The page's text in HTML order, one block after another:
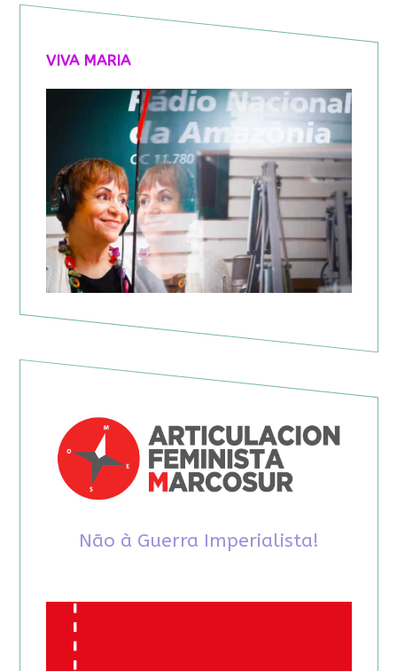
VIVA MARIA
Não à Guerra Imperialista!